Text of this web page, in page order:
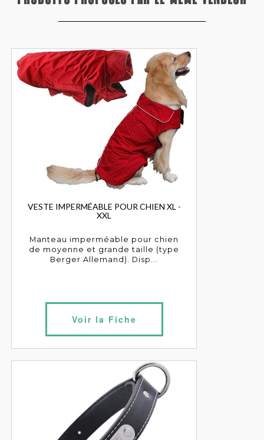
VESTE IMPERMÉABLE POUR CHIEN XL -
XXL
Manteau imperméable pour chien
de moyenne et grande taille (type
Berger Allemand). Disp...
Voir la Fiche